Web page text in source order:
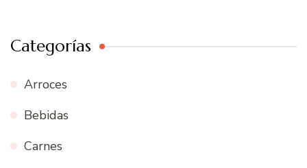
Categorías
Arroces
Bebidas
Carnes